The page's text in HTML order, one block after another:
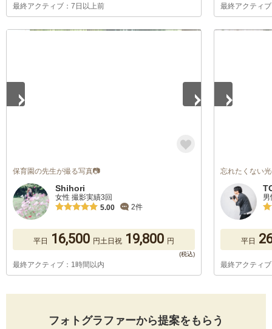
最終アクティブ：7日以上前 最終アクティ
保育園の先生が撮る写真📷
Shihori
女性 撮影実績3回
5.00
2件
平日 16,500 円土日祝 19,800 円
最終アクティブ：1時間以内
忘れたくない
平日
最終アクティ
フォトグラファーから提案をもらう